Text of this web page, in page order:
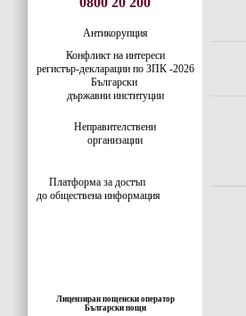
Антикорупция
Конфликт на интереси
регистър-деклaрации по ЗПК -2026
Български
държавни институции
Неправителствени
организации
Платформа за достъп
до обществена информация
Лицензиран пощенски оператор
Български пощи